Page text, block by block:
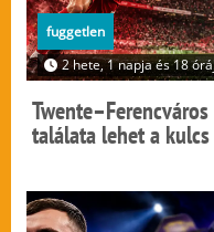
fuggetlen
2 hete, 1 napja és 18
találata lehet a kulcs